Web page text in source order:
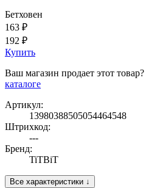
Бетховен
163 ₽
192 ₽
Купить
Ваш магазин продает этот товар?
каталоге
Артикул:
13980388505054464548
Штрихкод:
---
Бренд:
TiTBiT
Все характеристики ↓